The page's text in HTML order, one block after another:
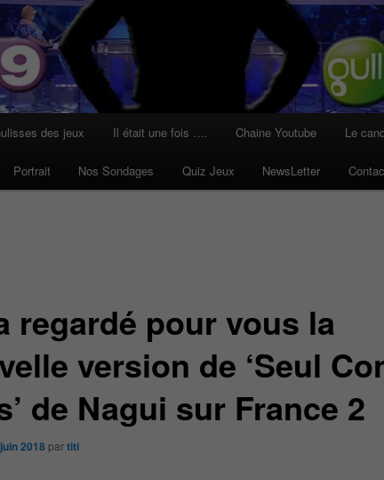
des jeux Il était une fois …. Chaine Youtube Le
Portrait Nos Sondages Quiz Jeux NewsLetter
regardé pour vous la
version de ‘Seul
de Nagui sur France 2
2018 partiti